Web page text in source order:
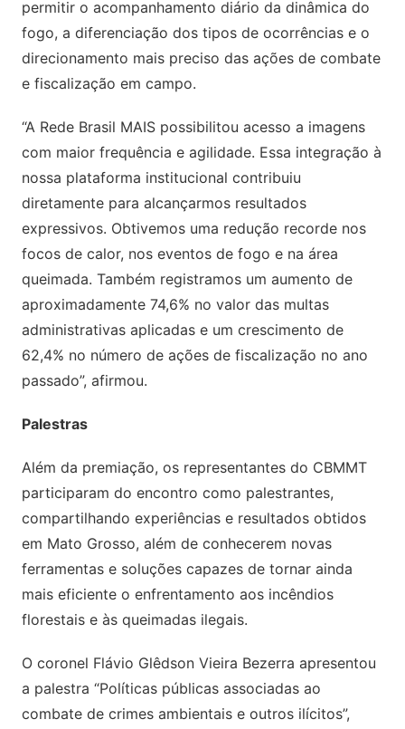
permitir o acompanhamento diário da dinâmica do
fogo, a diferenciação dos tipos de ocorrências e o
direcionamento mais preciso das ações de combate
e fiscalização em campo.
“A Rede Brasil MAIS possibilitou acesso a imagens
com maior frequência e agilidade. Essa integração à
nossa plataforma institucional contribuiu
diretamente para alcançarmos resultados
expressivos. Obtivemos uma redução recorde nos
focos de calor, nos eventos de fogo e na área
queimada. Também registramos um aumento de
aproximadamente 74,6% no valor das multas
administrativas aplicadas e um crescimento de
62,4% no número de ações de fiscalização no ano
passado”, afirmou.
Palestras
Além da premiação, os representantes do CBMMT
participaram do encontro como palestrantes,
compartilhando experiências e resultados obtidos
em Mato Grosso, além de conhecerem novas
ferramentas e soluções capazes de tornar ainda
mais eficiente o enfrentamento aos incêndios
florestais e às queimadas ilegais.
O coronel Flávio Glêdson Vieira Bezerra apresentou
a palestra “Políticas públicas associadas ao
combate de crimes ambientais e outros ilícitos”,